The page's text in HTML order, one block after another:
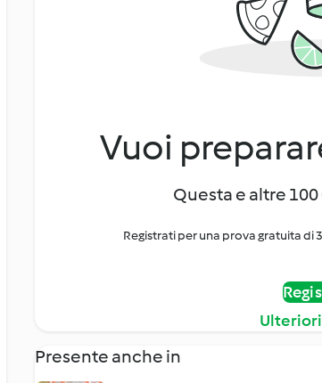
Vuoi
Questa e altre
Registrati per una prova gratuita
Presente anche in